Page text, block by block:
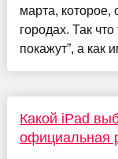
марта, которое,
городах. Так
покажут”, а как
Какой iPad
официальная